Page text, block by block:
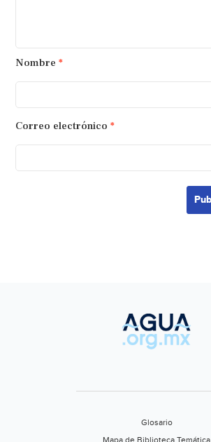
Nombre *
Correo electrónico *
Glosario
Mapa de Biblioteca Temática